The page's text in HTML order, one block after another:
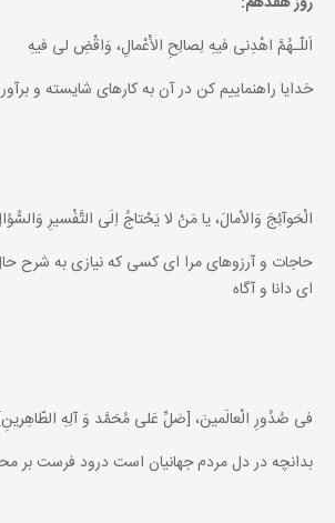
اَللّـهُمَّ اهْدِنى فيهِ لِصالِحِ الاَْعْمالِ، وَاقْضِ لى فيهِ
خدايا راهنماييم كن در آن به كارهاى شايسته و
الْحَوآئِجَ وَالاْمالَ، يا مَنْ لا يَحْتاجُ اِلَى التَّفْسيرِ
حاجات و آرزوهاى مرا اى كسى كه نيازى به شرح
اى دانا و آگاه
فى صُدُورِ الْعالَمينَ، [صَلِّ عَلى مُحَمَّد وَ آلِهِ
بدانچه در دل مردم جهانيان است درود فرست بر